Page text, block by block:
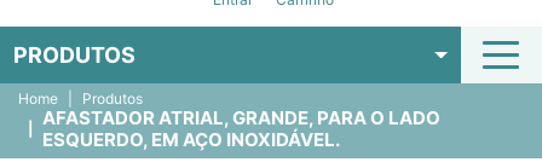
PRODUTOS
Home Produtos
AFASTADOR ATRIAL, GRANDE, PARA O LADO
ESQUERDO, EM AÇO INOXIDÁVEL.